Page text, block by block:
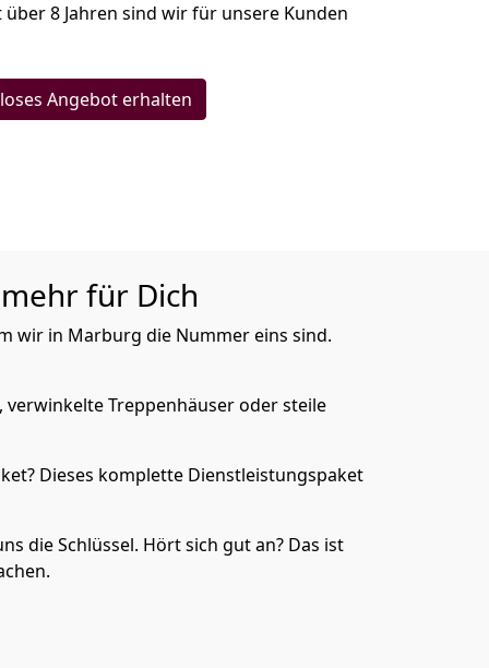
über 8 Jahren sind wir für unsere Kunden
Angebot erhalten
für Dich
wir in Marburg die Nummer eins sind.
verwinkelte Treppenhäuser oder steile
Dieses komplette Dienstleistungspaket
die Schlüssel. Hört sich gut an? Das ist